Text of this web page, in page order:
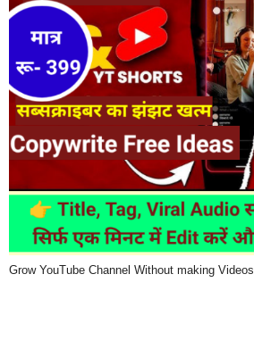
Grow YouTube Channel Without making Videos